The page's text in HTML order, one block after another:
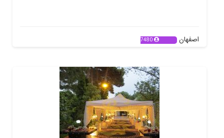
اصفهان 7480